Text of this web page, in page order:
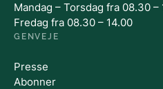
Mandag – Torsdag fra 08.30 –
Fredag fra 08.30 – 14.00
GENVEJE
Presse
Abonner